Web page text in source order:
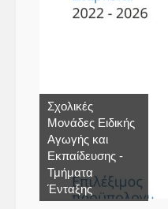
Σχολικές
Μονάδες Ειδικής
Αγωγής και
Εκπαίδευσης -
Τμήματα
Ένταξης